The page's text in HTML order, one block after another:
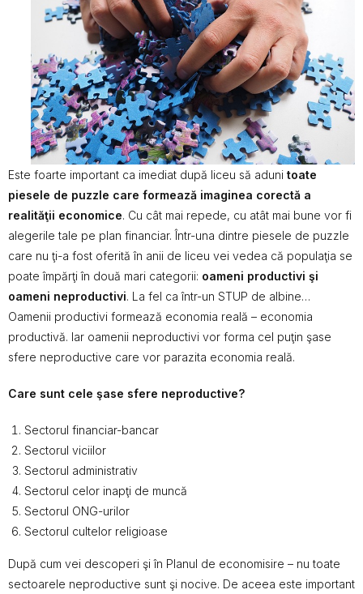
Este foarte important ca imediat după liceu să aduni toate
piesele de puzzle care formează imaginea corectă a
realităţii economice. Cu cât mai repede, cu atât mai bune vor fi
alegerile tale pe plan financiar. Într-una dintre piesele de puzzle
care nu ţi-a fost oferită în anii de liceu vei vedea că populaţia se
poate împărţi în două mari categorii: oameni productivi şi
oameni neproductivi. La fel ca într-un STUP de albine…
Oamenii productivi formează economia reală – economia
productivă. Iar oamenii neproductivi vor forma cel puţin şase
sfere neproductive care vor parazita economia reală.
Care sunt cele şase sfere neproductive?
Sectorul financiar-bancar
Sectorul viciilor
Sectorul administrativ
Sectorul celor inapţi de muncă
Sectorul ONG-urilor
Sectorul cultelor religioase
După cum vei descoperi şi în Planul de economisire – nu toate
sectoarele neproductive sunt şi nocive. De aceea este important